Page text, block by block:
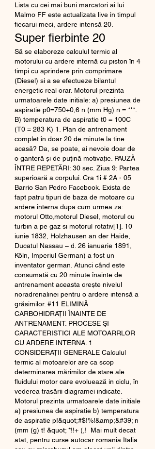
Lista cu cei mai buni marcatori ai lui
Malmo FF este actualizata live in timpul
fiecarui meci, ardere intensă 20.
Super fierbinte 20
Să se elaboreze calculul termic al
motorului cu ardere internă cu piston în 4
timpi cu aprindere prin comprimare
(Diesel) si a se efectueze bilantul
energetic real orar. Motorul prezinta
urmatoarele date initiale: a) presiunea de
aspiratie p0=750+0,6 n (mm Hg) n = ***.
B) temperatura de aspiratie t0 = 100C
(T0 = 283 K) 1. Plan de antrenament
complet în doar 20 de minute la tine
acasă? Da, se poate, ai nevoie doar de
o ganteră și de puțină motivație. PAUZĂ
ÎNTRE REPETĂRI: 30 sec. Ziua 9: Partea
superioară a corpului. Cra 1i # 2A - 05
Barrio San Pedro Facebook. Exista de
fapt patru tipuri de baza de motoare cu
ardere interna dupa cum urmea za:
motorul Otto,motorul Diesel, motorul cu
turbin a pe gaz si motorul rotativ[1]. 10
iunie 1832, Holzhausen an der Haide,
Ducatul Nassau – d. 26 ianuarie 1891,
Köln, Imperiul German) a fost un
inventator german. Atunci când este
consumată cu 20 minute înainte de
antrenament aceasta crește nivelul
noradrenalinei pentru o ardere intensă a
grăsimilor. #11 ELIMINĂ
CARBOHIDRAȚII ÎNAINTE DE
ANTRENAMENT. PROCESE ŞI
CARACTERISTICI ALE MOTOARRLOR
CU ARDERE INTERNA. 1
CONSIDERAȚII GENERALE Calculul
termic al motoarelor are ca scop
determinarea mărimilor de stare ale
fluidului motor care evoluează in ciclu, în
vederea trasării diagramei indicate.
Motorul prezinta urmatoarele date initiale
a) presiunea de aspiratie b) temperatura
de aspiratie p!&quot;#$!%!&amp;&#39; n
(mm (g) t! &quot; *!!+ (,!  Mai mult decat
atat, pentru curse autocar romania Italia